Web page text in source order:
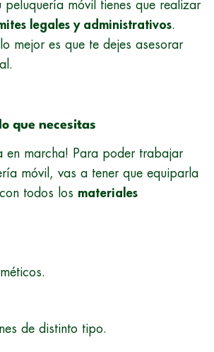
móvil tienes que realizar
legales y administrativos.
mejor es que te dejes asesorar
que necesitas
en marcha! Para poder trabajar
móvil, vas a tener que equiparla
todos los materiales
de distinto tipo.